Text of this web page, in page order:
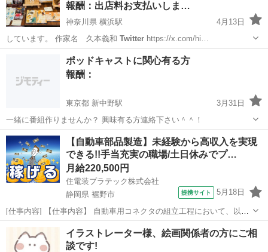
報酬：出店料お支払いしま…
神奈川県 横浜駅
4月13日
しています。 作家名 久本義和 Twitterhttps://x.com/hi…
横浜駅 手伝いたい/助けたい
ポッドキャストに関心有る方
報酬：
東京都 新中野駅
3月31日
一緒に番組作りませんか？ 興味有る方連絡下さい＾＾！
東京 中野区 新中野駅 手伝って/助けて
【自動車部品製造】未経験から高収入を実現
できる!!手当充実の職場/土日休みでプ…
月給220,500円
住電装プラテック株式会社
静岡県 裾野市
提携サイト 5月18日
[仕事内容] 【仕事内容】 自動車用コネクタの組立工程において、以下
業務をお願いいたします。 ■生産設備の操作（射出成型機やプレス
機、組立機など） ■生産段取り ■箱替え ■材料供給及び補助作業 （業
務の変更の範囲） 会社...
静岡 裾野市
イラストレーター様、絵画関係者の方にご相
談です!